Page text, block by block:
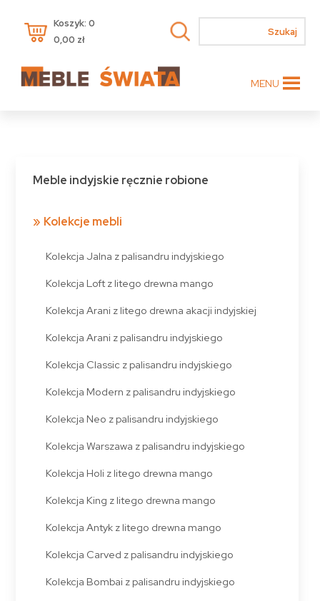
Koszyk: 0
0,00 zł
MENU
Meble indyjskie ręcznie robione
Kolekcje mebli
Kolekcja Jalna z palisandru indyjskiego
Kolekcja Loft z litego drewna mango
Kolekcja Arani z litego drewna akacji indyjskiej
Kolekcja Arani z palisandru indyjskiego
Kolekcja Classic z palisandru indyjskiego
Kolekcja Modern z palisandru indyjskiego
Kolekcja Neo z palisandru indyjskiego
Kolekcja Warszawa z palisandru indyjskiego
Kolekcja Holi z litego drewna mango
Kolekcja King z litego drewna mango
Kolekcja Antyk z litego drewna mango
Kolekcja Carved z palisandru indyjskiego
Kolekcja Bombai z palisandru indyjskiego